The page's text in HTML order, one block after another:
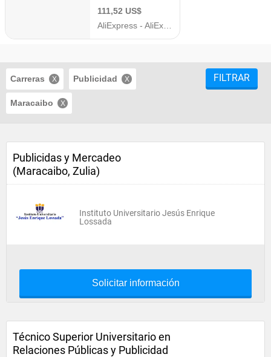
Carreras Publicidad
Maracaibo
FILTRAR
Publicidas y Mercadeo
(Maracaibo, Zulia)
Instituto Universitario Jesús Enrique
Lossada
Solicitar información
Técnico Superior Universitario en
Relaciones Públicas y Publicidad